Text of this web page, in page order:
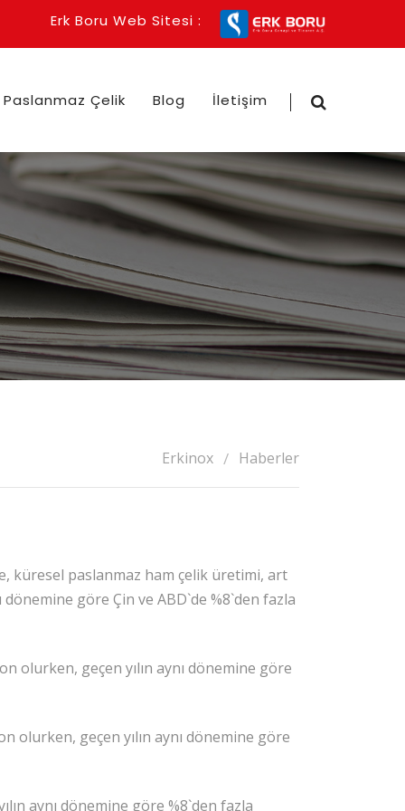
Erk Boru Web Sitesi :
Paslanmaz Çelik Blog İletişim
Erkinox Haberler
küresel paslanmaz ham çelik üretimi, art
göre Çin ve ABD`de %8`den fazla
olurken, geçen yılın aynı dönemine göre
olurken, geçen yılın aynı dönemine göre
aynı dönemine göre %8`den fazla